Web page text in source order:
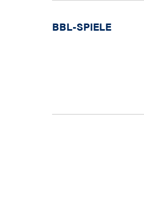
BBL-SPIELE